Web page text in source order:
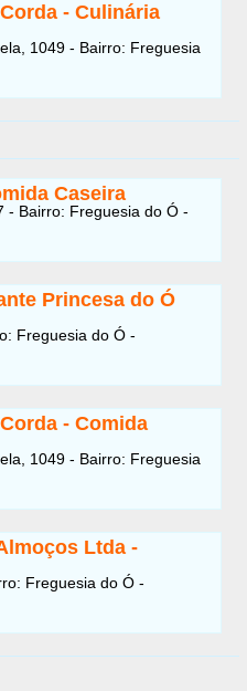
- Culinária
1049 - Bairro: Freguesia
Caseira
- Bairro: Freguesia do Ó -
Princesa do Ó
Freguesia do Ó -
- Comida
1049 - Bairro: Freguesia
Ltda -
Freguesia do Ó -